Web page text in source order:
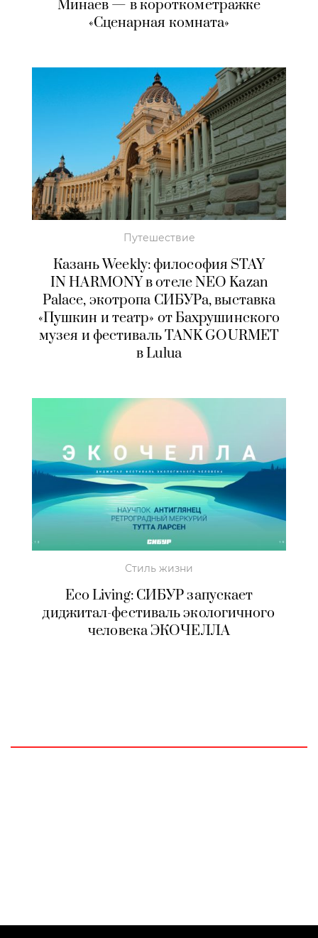
Минаев — в короткометражке
«Сценарная комната»
Путешествие
Казань Weekly: философия STAY
IN HARMONY в отеле NEO Kazan
Palace, экотропа СИБУРа, выставка
«Пушкин и театр» от Бахрушинского
музея и фестиваль TANK GOURMET
в Lulua
Стиль жизни
Eco Living: СИБУР запускает
диджитал-фестиваль экологичного
человека ЭКОЧЕЛЛА